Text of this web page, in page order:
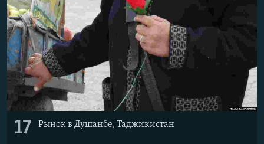
17 Рынок в Душанбе, Таджикистан